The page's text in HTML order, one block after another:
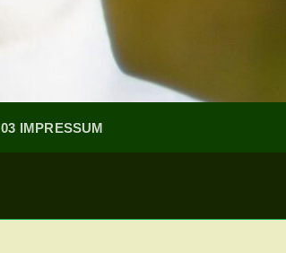
03 IMPRESSUM